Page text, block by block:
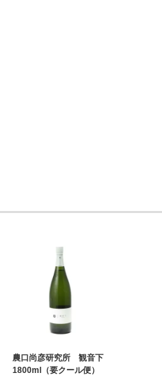
農口尚彦研究所 観音下
1800ml（要クール便）